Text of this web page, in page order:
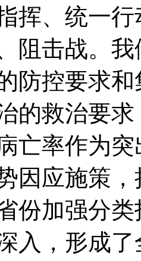
挥、统一
阻击战。
防控要求
的救治要
亡率作为
因应施策
份加强分
入，形成